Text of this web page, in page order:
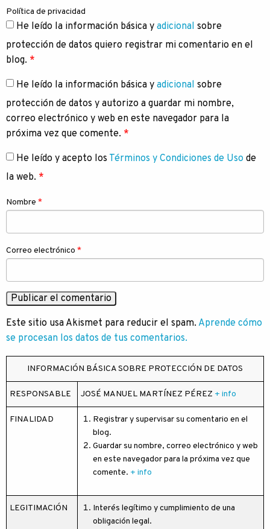
Política de privacidad
He leído la información básica y adicional sobre
protección de datos quiero registrar mi comentario en el
blog. *
He leído la información básica y adicional sobre
protección de datos y autorizo a guardar mi nombre,
correo electrónico y web en este navegador para la
próxima vez que comente. *
He leído y acepto los Términos y Condiciones de Uso de
la web. *
Nombre *
Correo electrónico *
Este sitio usa Akismet para reducir el spam. Aprende cómo
se procesan los datos de tus comentarios.
INFORMACIÓN BÁSICA SOBRE PROTECCIÓN DE DATOS
RESPONSABLE JOSÉ MANUEL MARTÍNEZ PÉREZ + info
FINALIDAD
Registrar y supervisar su comentario en el
blog.
Guardar su nombre, correo electrónico y web
en este navegador para la próxima vez que
comente. + info
LEGITIMACIÓN
Interés legítimo y cumplimiento de una
obligación legal.